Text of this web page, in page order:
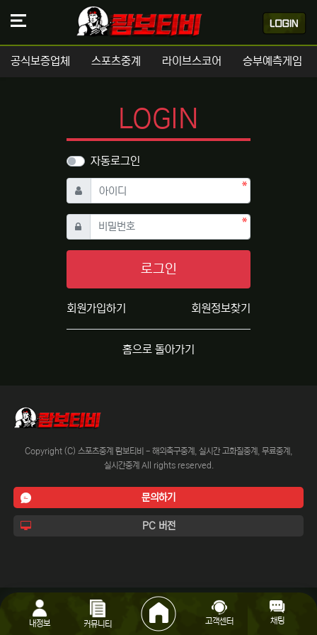
공식보증업체 스포츠중계 라이브스코어 승부예측게임
LOGIN
자동로그인
아이디 필수
비밀번호필수
로그인
회원가입하기 회원정보찾기
홈으로 돌아가기
Copyright (C) 스포츠중계 람보티비 - 해외축구중계, 실시간 고화질중계, 무료중계,
실시간중계 All rights reserved.
문의하기
PC 버전
내정보 커뮤니티 고객센터 채팅